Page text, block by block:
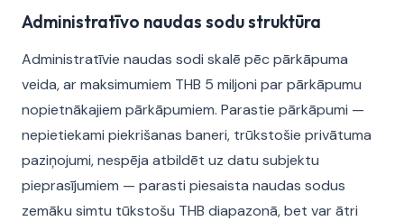
Administratīvo naudas sodu struktūra
Administratīvie naudas sodi skalē pēc pārkāpuma
veida, ar maksimumiem THB 5 miljoni par pārkāpumu
nopietnākajiem pārkāpumiem. Parastie pārkāpumi —
nepietiekami piekrišanas baneri, trūkstošie privātuma
paziņojumi, nespēja atbildēt uz datu subjektu
pieprasījumiem — parasti piesaista naudas sodus
zemāku simtu tūkstošu THB diapazonā, bet var ātri